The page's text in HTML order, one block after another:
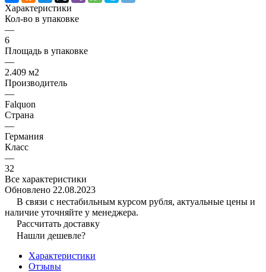
Характеристики
Кол-во в упаковке
—
6
Площадь в упаковке
—
2.409 м2
Производитель
—
Falquon
Страна
—
Германия
Класс
—
32
Все характеристики
Обновлено 22.08.2023
В связи с нестабильным курсом рубля, актуальные цены и
наличие уточняйте у менеджера.
Рассчитать доставку
Нашли дешевле?
Характеристики
Отзывы